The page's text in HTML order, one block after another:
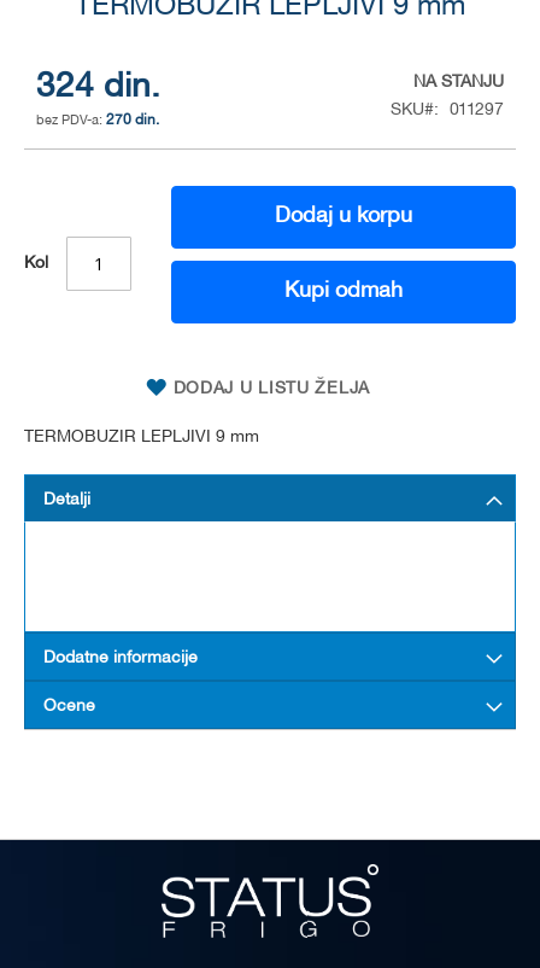
TERMOBUZIR LEPLJIVI 9 mm
324 din.
270 din.
NA STANJU
SKU
011297
Kol
Dodaj u korpu
Kupi odmah
DODAJ U LISTU ŽELJA
TERMOBUZIR LEPLJIVI 9 mm
of
the
images
gallery
Detalji
Dodatne informacije
Ocene